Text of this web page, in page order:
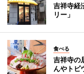
吉祥寺経
リー」
食べる
吉祥寺の
んやトビ